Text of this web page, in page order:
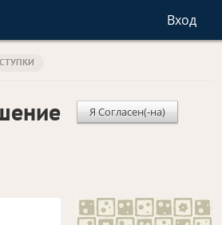
Вход
Я Согласен(-на)